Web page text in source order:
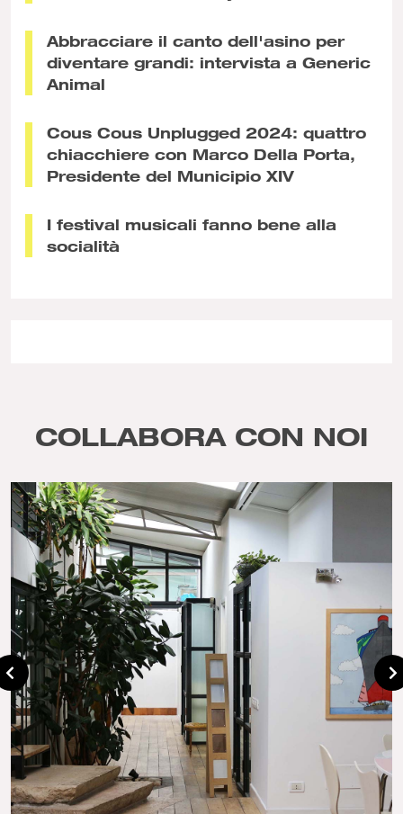
Abbracciare il canto dell'asino per
diventare grandi: intervista a Generic
Animal
Cous Cous Unplugged 2024: quattro
chiacchiere con Marco Della Porta,
Presidente del Municipio XIV
I festival musicali fanno bene alla
socialità
COLLABORA CON NOI